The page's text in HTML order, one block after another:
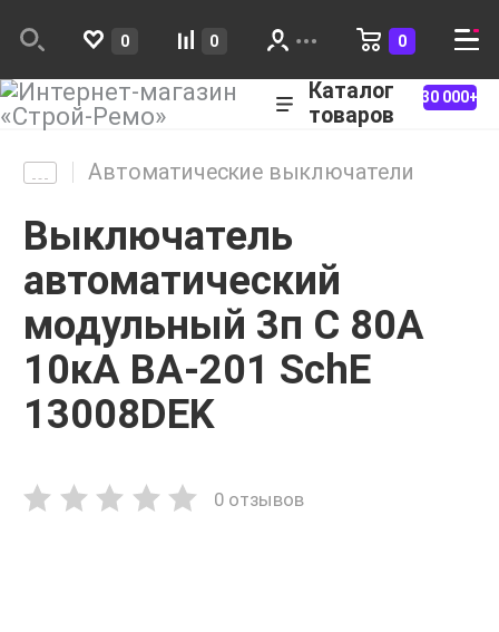
0 0 0
Каталог
товаров
30 000+
Автоматические выключатели
Выключатель
автоматический
модульный 3п C 80А
10кА ВА-201 SchE
13008DEK
0 отзывов